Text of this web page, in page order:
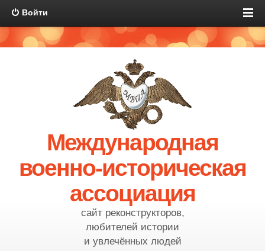
Войти
Международная
военно-историческая
ассоциация
сайт реконструкторов,
любителей истории
и увлечённых людей